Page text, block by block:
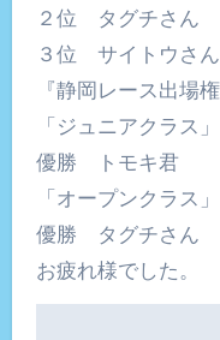
２位 タグチさん
３位 サイトウさん
『静岡レース出場
「ジュニアクラス」
優勝 トモキ君
「オープンクラス」
優勝 タグチさん
お疲れ様でした。